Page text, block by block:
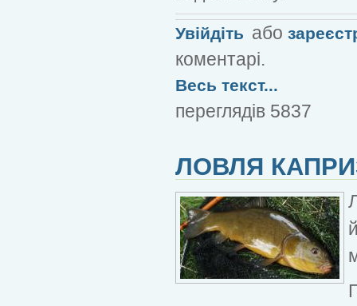
Увійдіть або
коментарі.
Весь текст...
переглядів 5837
ЛОВЛЯ